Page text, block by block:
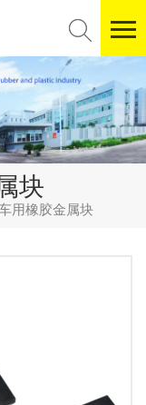
块
用橡胶金属块